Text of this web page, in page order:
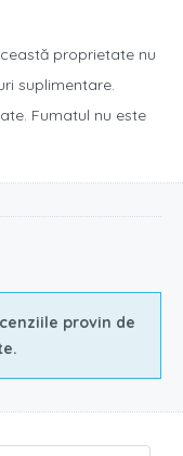
proprietate nu
suplimentare.
Fumatul nu este
provin de